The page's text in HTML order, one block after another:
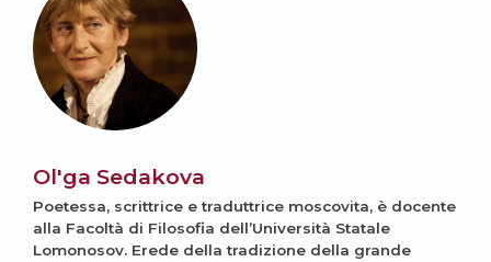
Ol'ga Sedakova
Poetessa, scrittrice e traduttrice moscovita, è docente
alla Facoltà di Filosofia dell’Università Statale
Lomonosov. Erede della tradizione della grande